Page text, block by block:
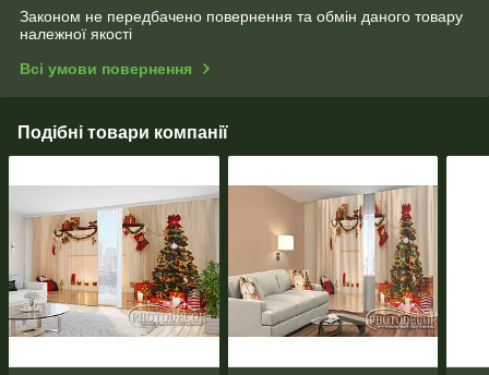
Законом не передбачено повернення та обмін даного товару
належної якості
Всі умови повернення
Подібні товари компанії